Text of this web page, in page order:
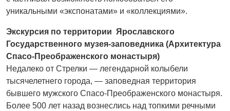
уникальными «экспонатами» и «коллекциями».
Экскурсия по территории Ярославского
Государственного музея-заповедника (Архитектура
Спасо-Преображенского монастыря)
Недалеко от Стрелки — легендарной колыбели
тысячелетнего города, — заповедная территория
бывшего мужского Спасо-Преображенского монастыря.
Более 500 лет назад вознеслись над топкими речными